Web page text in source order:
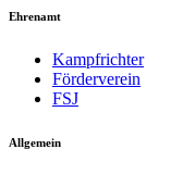
Ehrenamt
Kampfrichter
Förderverein
FSJ
Allgemein